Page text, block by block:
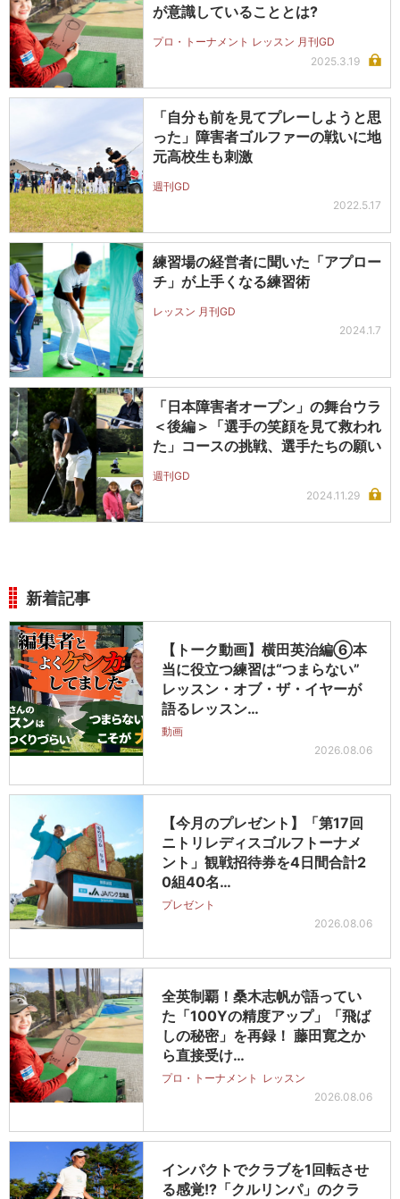
が意識していることとは?
プロ・トーナメント レッスン 月刊GD
2025.3.19
「自分も前を見てプレーしようと思
った」障害者ゴルファーの戦いに地
元高校生も刺激
週刊GD
2022.5.17
練習場の経営者に聞いた「アプロー
チ」が上手くなる練習術
レッスン 月刊GD
2024.1.7
「日本障害者オープン」の舞台ウラ
＜後編＞「選手の笑顔を見て救われ
た」コースの挑戦、選手たちの願い
週刊GD
2024.11.29
新着記事
【トーク動画】横田英治編⑥本
当に役立つ練習は“つまらない”
レッスン・オブ・ザ・イヤーが
語るレッスン…
動画
2026.08.06
【今月のプレゼント】「第17回
ニトリレディスゴルフトーナメ
ント」観戦招待券を4日間合計2
0組40名…
プレゼント
2026.08.06
全英制覇！桑木志帆が語ってい
た「100Yの精度アップ」「飛ば
しの秘密」を再録！ 藤田寛之か
ら直接受け…
プロ・トーナメント レッスン
2026.08.06
インパクトでクラブを1回転させ
る感覚!?「クルリンパ」のクラ